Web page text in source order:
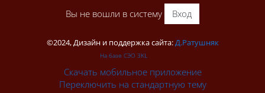
Вы не вошли в систему Вход
©2024, Дизайн и поддержка сайта:Д.Ратушняк
На базе СЭО 3KL
Скачать мобильное приложение
Переключить на стандартную тему